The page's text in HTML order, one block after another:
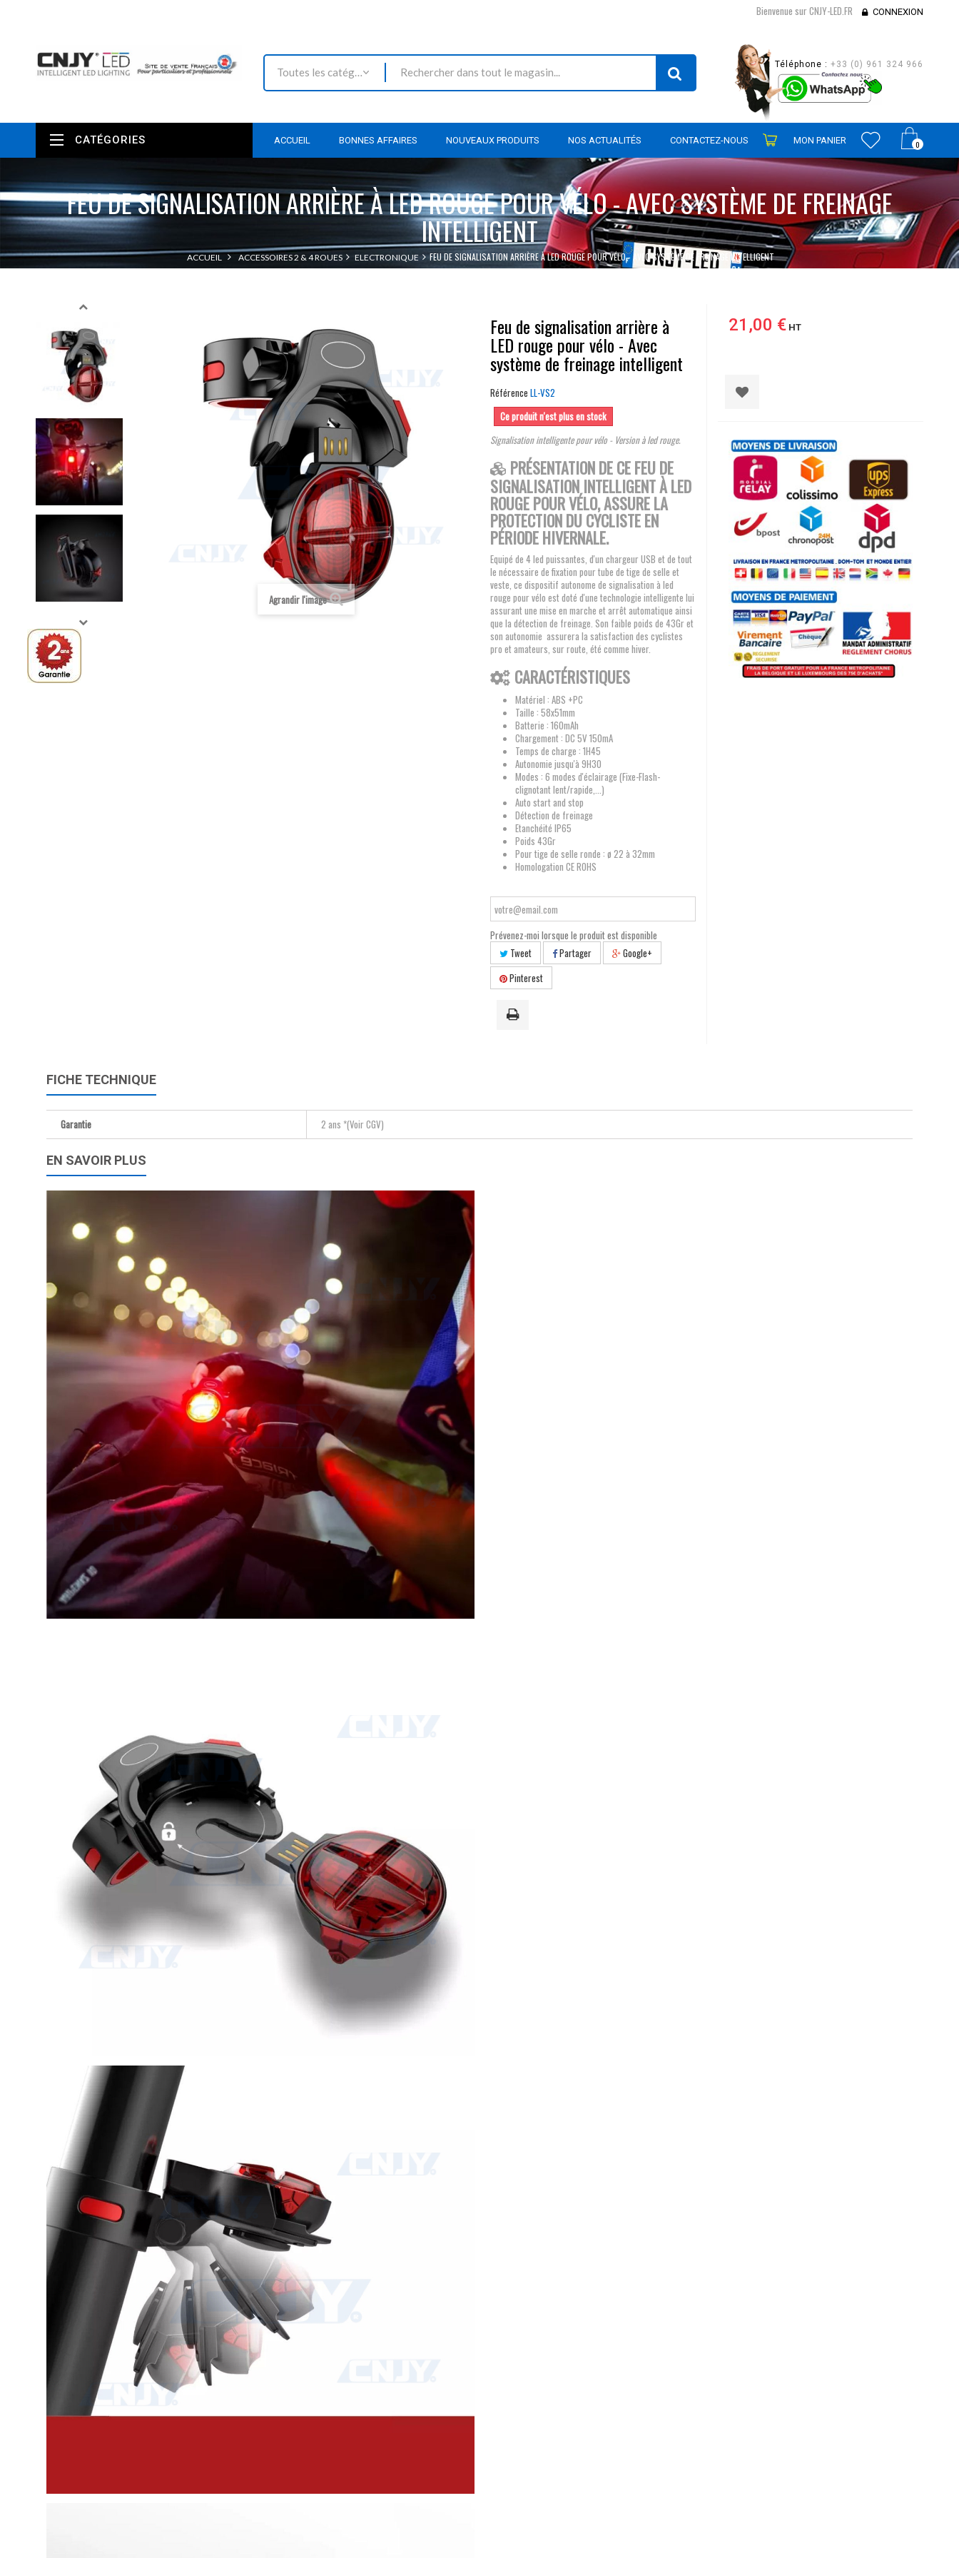
Bienvenue sur CNJY-LED.FR CONNEXION
Toutes les catégories
Téléphone : +33 (0) 961 324 966
0
ACCUEIL BONNES AFFAIRES NOUVEAUX PRODUITS NOS ACTUALITÉS CONTACTEZ-NOUS MON PANIER
CATÉGORIES
FEU DE SIGNALISATION ARRIÈRE À LED ROUGE POUR VÉLO - AVEC SYSTÈME DE FREINAGE
INTELLIGENT
ACCUEIL ACCESSOIRES 2 & 4 ROUES ELECTRONIQUE FEU DE SIGNALISATION ARRIÈRE À LED ROUGE POUR VÉLO - AVEC SYSTÈME DE FREINAGE INTELLIGENT
Agrandir l'image
Feu de signalisation arrière à
LED rouge pour vélo - Avec
système de freinage intelligent
Référence LL-VS2
Ce produit n'est plus en stock
Signalisation intelligente pour vélo - Version à led rouge.
PRÉSENTATION DE CE FEU DE
SIGNALISATION INTELLIGENT À LED
ROUGE POUR VÉLO, ASSURE LA
PROTECTION DU CYCLISTE EN
PÉRIODE HIVERNALE.
Equipé de 4 led puissantes, d'un chargeur USB et de tout
le nécessaire de fixation pour tube de tige de selle et
veste, ce dispositif autonome de signalisation à led
rouge pour vélo est doté d'une technologie intelligente lui
assurant une mise en marche et arrêt automatique ainsi
que la détection de freinage. Son faible poids de 43Gr et
son autonomie assurera la satisfaction des cyclistes
pro et amateurs, sur route, été comme hiver.
CARACTÉRISTIQUES
Matériel : ABS +PC
Taille : 58x51mm
Batterie : 160mAh
Chargement : DC 5V 150mA
Temps de charge : 1H45
Autonomie jusqu'à 9H30
Modes : 6 modes d'éclairage (Fixe-Flash-
clignotant lent/rapide,...)
Auto start and stop
Détection de freinage
Etanchéité IP65
Poids 43Gr
Pour tige de selle ronde : ø 22 à 32mm
Homologation CE ROHS
Prévenez-moi lorsque le produit est disponible
Tweet
Partager
Google+
Pinterest
21,00 €HT
FICHE TECHNIQUE
Garantie 2 ans *(Voir CGV)
EN SAVOIR PLUS